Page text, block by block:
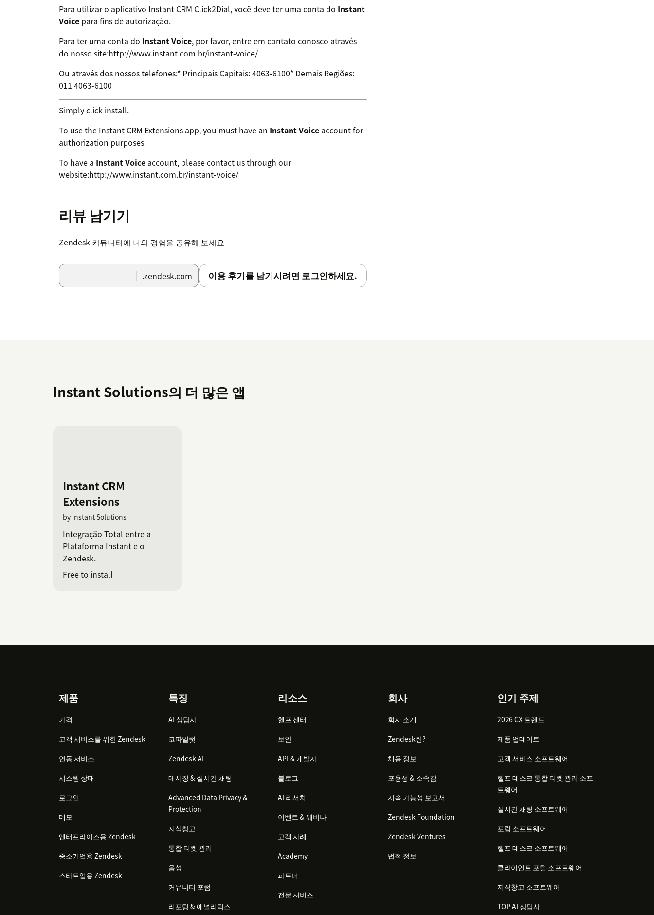
Para utilizar o aplicativo Instant CRM Click2Dial, você deve ter uma conta do Instant
Voice para fins de autorização.
Para ter uma conta do Instant Voice, por favor, entre em contato conosco através
do nosso site:http://www.instant.com.br/instant-voice/
Ou através dos nossos telefones:* Principais Capitais: 4063-6100* Demais Regiões:
011 4063-6100
Simply click install.
To use the Instant CRM Extensions app, you must have an Instant Voice account for
authorization purposes.
To have a Instant Voice account, please contact us through our
website:http://www.instant.com.br/instant-voice/
리뷰 남기기
Zendesk 커뮤니티에 나의 경험을 공유해 보세요
.zendesk.com 이용 후기를 남기시려면 로그인하세요.
Instant Solutions의 더 많은 앱
Instant CRM
Extensions
by Instant Solutions
Integração Total entre a
Plataforma Instant e o
Zendesk.
Free to install
제품
가격
고객 서비스를 위한 Zendesk
연동 서비스
시스템 상태
로그인
데모
엔터프라이즈용 Zendesk
중소기업용 Zendesk
스타트업용 Zendesk
특징
AI 상담사
코파일럿
Zendesk AI
메시징 & 실시간 채팅
Advanced Data Privacy &
Protection
지식창고
통합 티켓 관리
음성
커뮤니티 포럼
리포팅 & 애널리틱스
리소스
헬프 센터
보안
API & 개발자
블로그
AI 리서치
이벤트 & 웨비나
고객 사례
Academy
파트너
전문 서비스
회사
회사 소개
Zendesk란?
채용 정보
포용성 & 소속감
지속 가능성 보고서
Zendesk Foundation
Zendesk Ventures
법적 정보
인기 주제
2026 CX 트렌드
제품 업데이트
고객 서비스 소프트웨어
헬프 데스크 통합 티켓 관리 소프
트웨어
실시간 채팅 소프트웨어
포럼 소프트웨어
헬프 데스크 소프트웨어
클라이언트 포털 소프트웨어
지식창고 소프트웨어
TOP AI 상담사